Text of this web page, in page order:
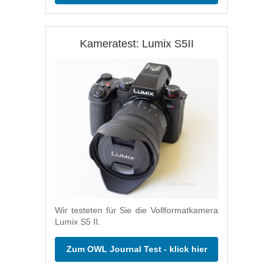
Kameratest: Lumix S5II
Wir testeten für Sie die Vollformatkamera
Lumix S5 II.
Zum OWL Journal Test - klick hier